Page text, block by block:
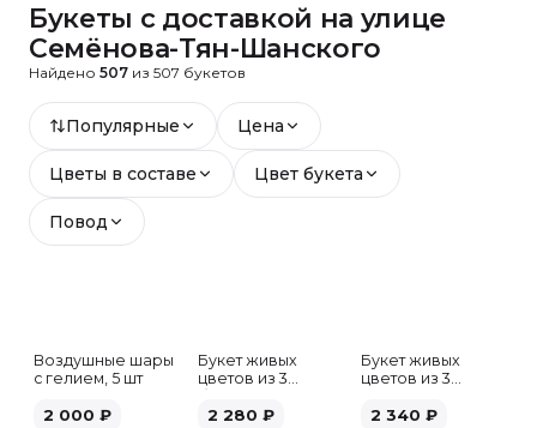
Букеты с доставкой на улице
Семёнова-Тян-Шанского
Найдено 507 из 507 букетов
Популярные Цена
Цветы в составе Цвет букета
Повод
Воздушные шары
с гелием, 5 шт
2 000 ₽
Букет живых
цветов из 3
2 280 ₽
Букет живых
цветов из 3
2 340 ₽